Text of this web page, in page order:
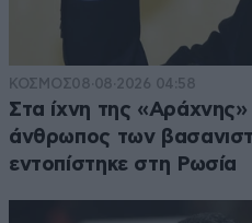
ΚΟΣΜΟΣ08·08·2026 04:58
Στα ίχνη της
άνθρωπος των
εντοπίστηκε στη Ρωσία